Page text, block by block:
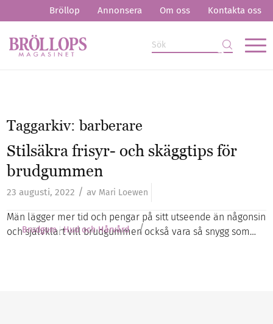
Bröllop Annonsera Om oss Kontakta oss
Taggarkiv:barberare
Stilsäkra frisyr- och skäggtips för
brudgummen
23 augusti, 2022 / av Mari Loewen
Män lägger mer tid och pengar på sitt utseende än någonsin
och självklart vill brudgummen också vara så snygg som…
Brudgum Hud och Hårvård /